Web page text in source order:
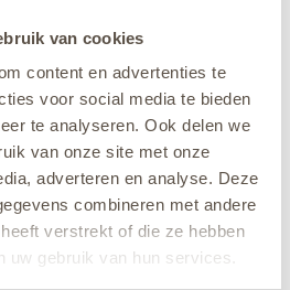
van cookies
content en advertenties te
voor social media te bieden
te analyseren. Ook delen we
van onze site met onze
adverteren en analyse. Deze
combineren met andere
verstrekt of die ze hebben
gebruik van hun services.